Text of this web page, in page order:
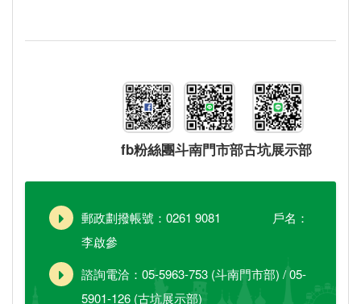
fb粉絲團斗南門市部古坑展示部
郵政劃撥帳號：0261 9081 戶名：
李啟參
諮詢電洽：05-5963-753 (斗南門市部) / 05-
5901-126 (古坑展示部)